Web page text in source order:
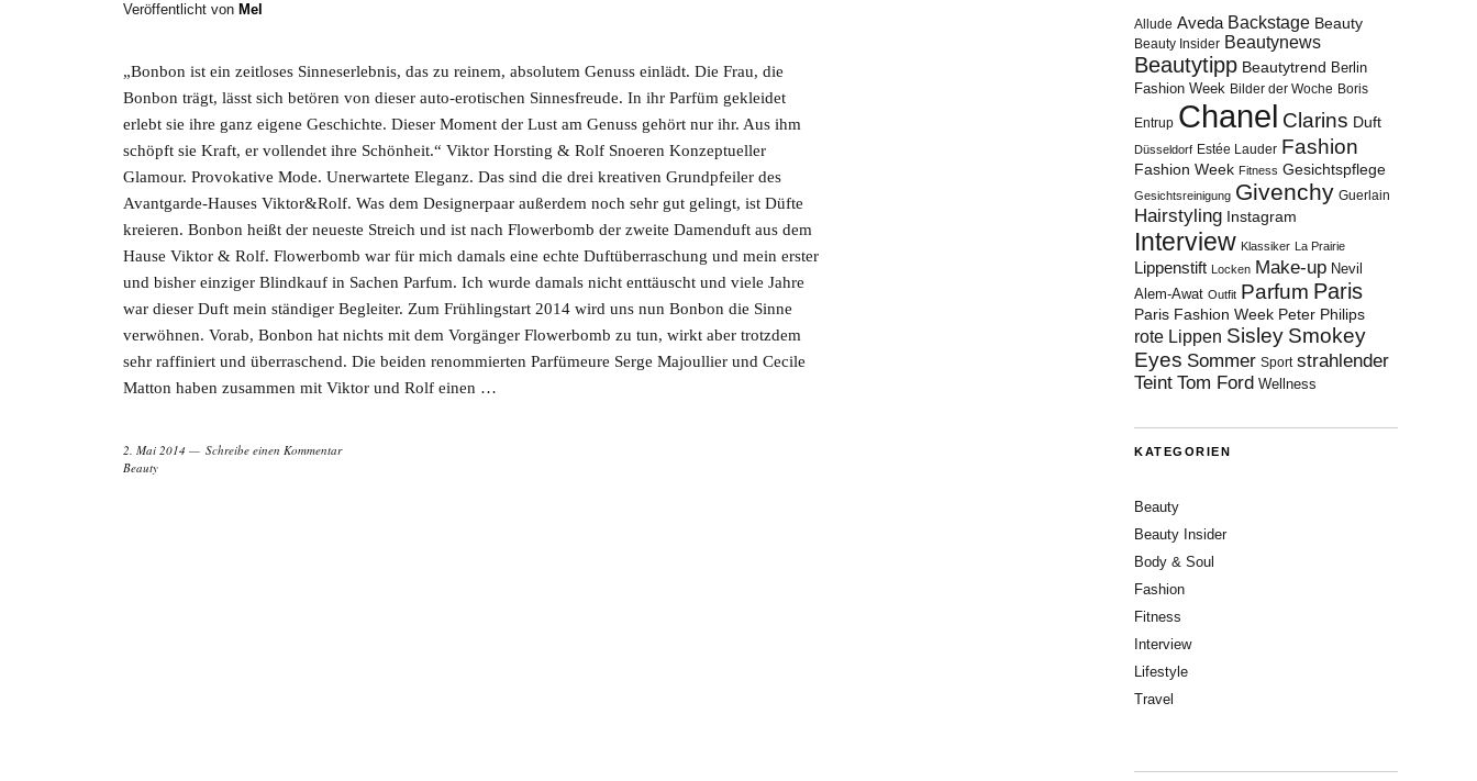
Veröffentlicht von Mel
„Bonbon ist ein zeitloses Sinneserlebnis, das zu reinem, absolutem Genuss einlädt. Die Frau, die
Bonbon trägt, lässt sich betören von dieser auto-erotischen Sinnesfreude. In ihr Parfüm gekleidet
erlebt sie ihre ganz eigene Geschichte. Dieser Moment der Lust am Genuss gehört nur ihr. Aus ihm
schöpft sie Kraft, er vollendet ihre Schönheit.“ Viktor Horsting & Rolf Snoeren Konzeptueller
Glamour. Provokative Mode. Unerwartete Eleganz. Das sind die drei kreativen Grundpfeiler des
Avantgarde-Hauses Viktor&Rolf. Was dem Designerpaar außerdem noch sehr gut gelingt, ist Düfte
kreieren. Bonbon heißt der neueste Streich und ist nach Flowerbomb der zweite Damenduft aus dem
Hause Viktor & Rolf. Flowerbomb war für mich damals eine echte Duftüberraschung und mein erster
und bisher einziger Blindkauf in Sachen Parfum. Ich wurde damals nicht enttäuscht und viele Jahre
war dieser Duft mein ständiger Begleiter. Zum Frühlingstart 2014 wird uns nun Bonbon die Sinne
verwöhnen. Vorab, Bonbon hat nichts mit dem Vorgänger Flowerbomb zu tun, wirkt aber trotzdem
sehr raffiniert und überraschend. Die beiden renommierten Parfümeure Serge Majoullier und Cecile
Matton haben zusammen mit Viktor und Rolf einen …
2. Mai 2014
Schreibe einen Kommentar
Beauty
Allude Aveda Backstage Beauty
Beauty Insider Beautynews
Beautytipp Beautytrend Berlin
Fashion Week Bilder der Woche Boris
Entrup Chanel Clarins Duft
Düsseldorf Estée Lauder Fashion
Fashion Week Fitness Gesichtspflege
Gesichtsreinigung Givenchy Guerlain
Hairstyling Instagram
Interview Klassiker La Prairie
Lippenstift Locken Make-up Nevil
Alem-Awat Outfit Parfum Paris
Paris Fashion Week Peter Philips
rote Lippen Sisley Smokey
Eyes Sommer Sport strahlender
Teint Tom Ford Wellness
KATEGORIEN
Beauty
Beauty Insider
Body & Soul
Fashion
Fitness
Interview
Lifestyle
Travel